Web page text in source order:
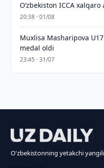
O‘zbekiston ICCA xalqaro
20:38 · 01/08
Muxlisa Masharipova
medal oldi
23:45 · 31/07
O'zbekistonning yetakchi